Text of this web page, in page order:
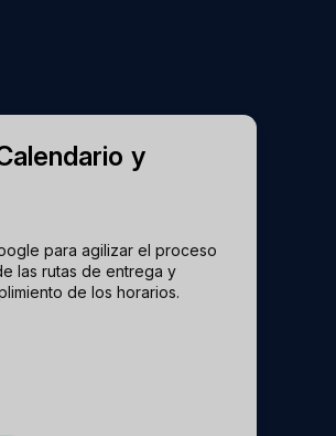
adicional
y
para agilizar el proceso
las rutas de entrega y
de los horarios.